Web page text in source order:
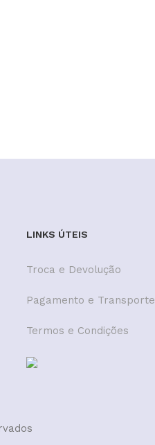
LINKS ÚTEIS
Troca e Devolução
Pagamento e Transporte
Termos e Condições